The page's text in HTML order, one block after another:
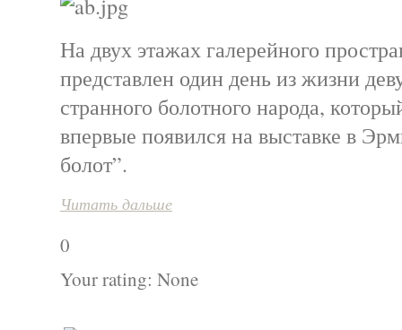
На двух этажах галерейного
представлен один день из жизни
странного болотного народа,
впервые появился на выставке в
болот”.
Читать дальше
0
Your rating: None